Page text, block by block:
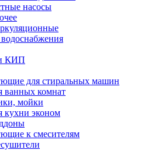
насосы
КИП
для стиральных машин
ванных комнат
мойки
кухни эконом
к смесителям